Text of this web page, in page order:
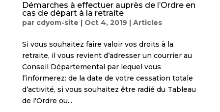
Démarches à effectuer auprès de l’Ordre en
cas de départ à la retraite
par cdyom-site | Oct 4, 2019 | Articles
Si vous souhaitez faire valoir vos droits à la
retraite, il vous revient d’adresser un courrier au
Conseil Départemental par lequel vous
l’informerez: de la date de votre cessation totale
d’activité, si vous souhaitez être radié du Tableau
de l’Ordre ou...